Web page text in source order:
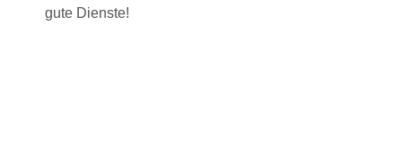
gute Dienste!